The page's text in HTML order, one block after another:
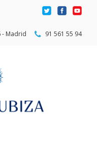
- Madrid 91 561 55 94